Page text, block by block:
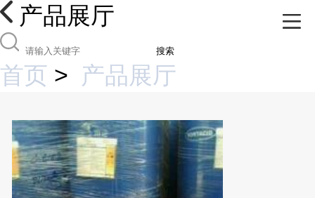
产品展厅
搜索
首页 > 产品展厅